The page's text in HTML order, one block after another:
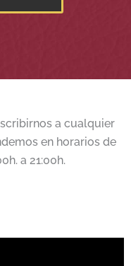
a cualquier
en horarios de
a 21:00h.